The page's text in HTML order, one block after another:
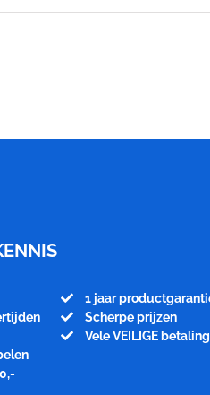
1 jaar
Scherpe prijzen
Vele VEILIGE